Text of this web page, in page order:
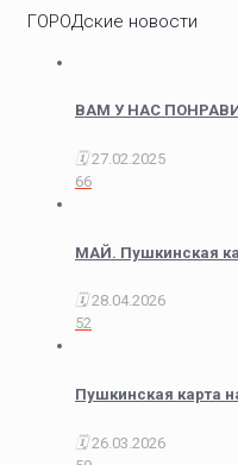
ГОРОДские новости
ВАМ У НАС
27.02.2025
66
МАЙ. Пушкинская
28.04.2026
52
Пушкинская карта
26.03.2026